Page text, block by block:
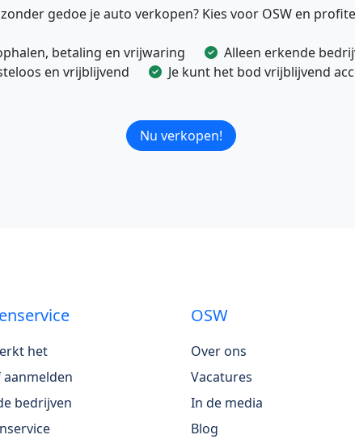
gedoe je auto verkopen? Kies voor OSW en
betaling en vrijwaring Alleen erkende
en vrijblijvend
Je kunt het bod vrijblijvend
Nu verkopen!
het
bedrijven
OSW
Over ons
Vacatures
In de media
Blog